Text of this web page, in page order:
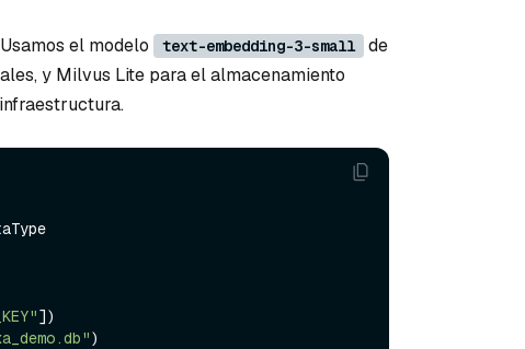
el modelo text-embedding-3-small
de
y Milvus Lite para el almacenamiento
])
)